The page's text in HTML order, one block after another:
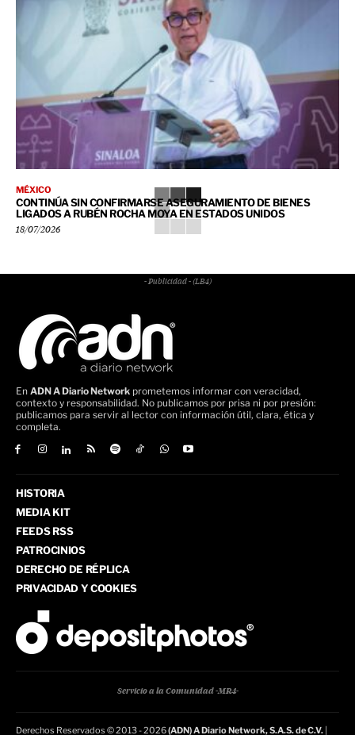
MÉXICO
CONTINÚA SIN CONFIRMARSE ASEGURAMIENTO DE BIENES
LIGADOS A RUBÉN ROCHA MOYA EN ESTADOS UNIDOS
18/07/2026
- Publicidad - (LB4)
En ADN A Diario Network prometemos informar con veracidad,
contexto y responsabilidad. No publicamos por prisa ni por presión:
publicamos para servir al lector con información útil, clara, ética y
completa.
HISTORIA
MEDIA KIT
FEEDS RSS
PATROCINIOS
DERECHO DE RÉPLICA
PRIVACIDAD Y COOKIES
Servicio a la Comunidad -MR4-
Derechos Reservados © 2013 - 2026(ADN) A Diario Network, S.A.S. de C.V.